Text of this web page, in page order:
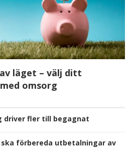
läget – välj ditt
omsorg
driver fler till begagnat
förbereda utbetalningar av